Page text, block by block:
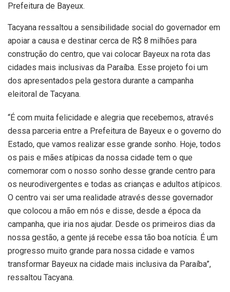
Prefeitura de Bayeux.
Tacyana ressaltou a sensibilidade social do governador em
apoiar a causa e destinar cerca de R$ 8 milhões para
construção do centro, que vai colocar Bayeux na rota das
cidades mais inclusivas da Paraíba. Esse projeto foi um
dos apresentados pela gestora durante a campanha
eleitoral de Tacyana.
“É com muita felicidade e alegria que recebemos, através
dessa parceria entre a Prefeitura de Bayeux e o governo do
Estado, que vamos realizar esse grande sonho. Hoje, todos
os pais e mães atípicas da nossa cidade tem o que
comemorar com o nosso sonho desse grande centro para
os neurodivergentes e todas as crianças e adultos atípicos.
O centro vai ser uma realidade através desse governador
que colocou a mão em nós e disse, desde a época da
campanha, que iria nos ajudar. Desde os primeiros dias da
nossa gestão, a gente já recebe essa tão boa notícia. É um
progresso muito grande para nossa cidade e vamos
transformar Bayeux na cidade mais inclusiva da Paraíba”,
ressaltou Tacyana.